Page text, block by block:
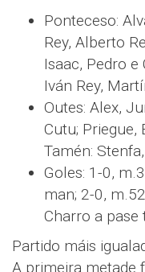
Ponteceso:
Rey, Alberto
Isaac, Pedro e
Iván Rey,
Outes: Alex,
Cutu; Priegue,
Tamén:
Goles: 1-0,
man; 2-0,
Charro a pase
Partido máis
A primeira metade